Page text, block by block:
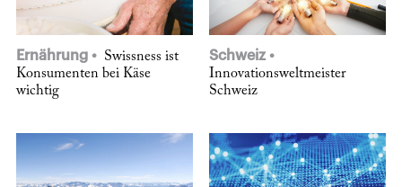
Ernährung
Swissness ist
Konsumenten bei Käse
wichtig
Schweiz
Innovationsweltmeister
Schweiz